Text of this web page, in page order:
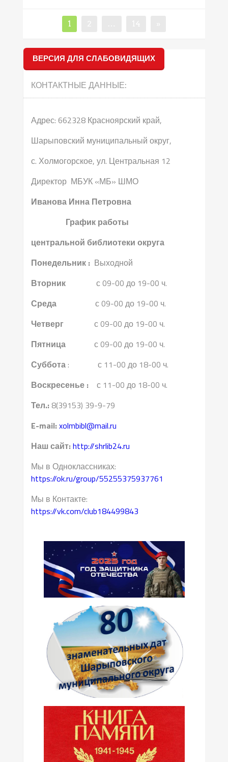
Навигация
записям
Страница
1
ВЕРСИЯ ДЛЯ СЛАБОВИДЯЩИХ
КОНТАКТНЫЕ ДАННЫЕ:
Адрес: 662328 Красноярский край,
Шарыповский муниципальный округ,
с. Холмогорское, ул. Центральная 12
Директор МБУК «МБ» ШМО
Иванова Инна Петровна
График работы
центральной библиотеки округа
Понедельник : Выходной
Вторникс 09-00 до 19-00 ч.
Среда
с 09-00 до 19-00 ч.
Четверг
с 09-00 до 19-00 ч.
Пятницас 09-00 до 19-00 ч.
Суббота: с 11-00 до 18-00 ч.
Воскресенье : с 11-00 до 18-00 ч.
Тел.: 8(39153) 39-9-79
E-mail: xolmbibl@mail.ru
Наш сайт: http://shrlib24.ru
Мы в Одноклассниках:
https://ok.ru/group/55255375937761
Мы в Контакте:
https://vk.com/club184499843